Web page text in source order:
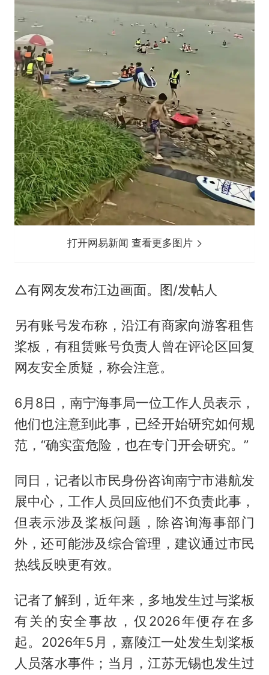
打开网易新闻 查看更多图片
△有网友发布江边画面。图/发帖人
另有账号发布称，沿江有商家向游客租售
桨板，有租赁账号负责人曾在评论区回复
网友安全质疑，称会注意。
6月8日，南宁海事局一位工作人员表示，
他们也注意到此事，已经开始研究如何规
范，“确实蛮危险，也在专门开会研究。”
同日，记者以市民身份咨询南宁市港航发
展中心，工作人员回应他们不负责此事，
但表示涉及桨板问题，除咨询海事部门
外，还可能涉及综合管理，建议通过市民
热线反映更有效。
记者了解到，近年来，多地发生过与桨板
有关的安全事故，仅2026年便存在多
起。2026年5月，嘉陵江一处发生划桨板
人员落水事件；当月，江苏无锡也发生过